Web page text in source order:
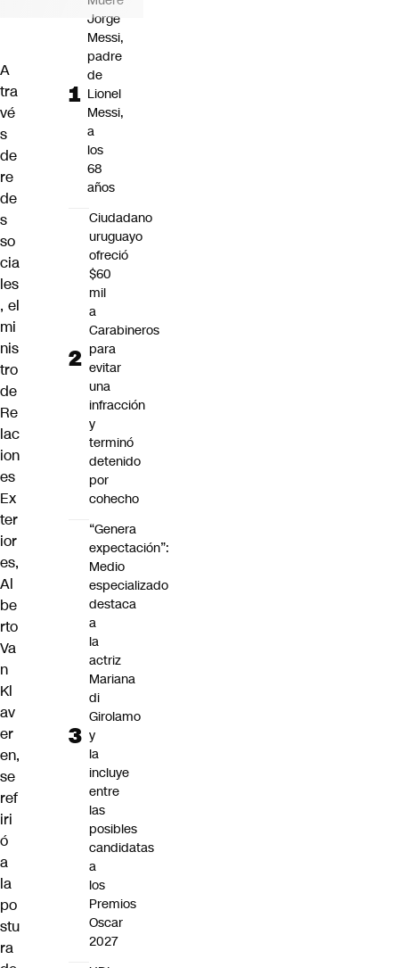
A
tra
vé
s
de
re
de
s
so
cia
les
, el
mi
nis
tro
de
Re
lac
ion
es
Ex
ter
ior
es,
Al
be
rto
Va
n
Kl
av
er
en,
se
ref
iri
ó
a
la
po
stu
ra
Jorge
Messi,
padre
de
Lionel
Messi,
a
los
68
años
Ciudadano
uruguayo
ofreció
$60
mil
a
Carabineros
para
evitar
una
infracción
y
terminó
detenido
por
cohecho
“Genera
expectación”:
Medio
especializado
destaca
a
la
actriz
Mariana
di
Girolamo
y
la
incluye
entre
las
posibles
candidatas
a
los
Premios
Oscar
2027